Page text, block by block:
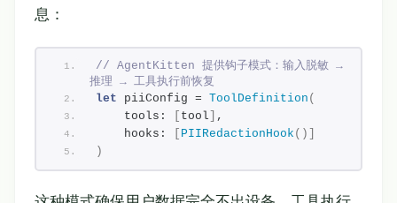
息：
// AgentKitten 提供钩子模式：输入脱敏 →
推理 → 工具执行前恢复
let piiConfig = ToolDefinition (
    tools:
tool
,
    hooks:
PIIRedactionHook ()]
)